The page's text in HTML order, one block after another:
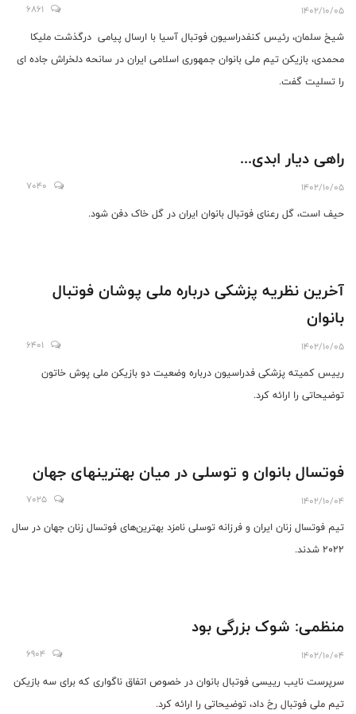
1402/10/05
6861
شیخ سلمان، رئیس کنفدراسیون فوتبال آسیا با ارسال پیامی درگذشت ملیکا
محمدی، بازیکن تیم ملی بانوان جمهوری اسلامی ایران در سانحه دلخراش جاده ای
را تسلیت گفت.
راهی دیار ابدی...
1402/10/05
7040
حیف است، گل رعنای فوتبال بانوان ایران در گل خاک دفن شود.
آخرین نظریه پزشکی درباره ملی پوشان فوتبال
بانوان
1402/10/05
6401
رییس کمیته پزشکی فدراسیون درباره وضعیت دو بازیکن ملی پوش خاتون
توضیحاتی را ارائه کرد.
فوتسال بانوان و توسلی در میان بهترینهای جهان
1402/10/04
7025
تیم فوتسال زنان ایران و فرزانه توسلی نامزد بهترین‌های فوتسال زنان جهان در سال
۲۰۲۲ شدند.
منظمی: شوک بزرگی بود
1402/10/04
6904
سرپرست نایب رییسی فوتبال بانوان در خصوص اتفاق ناگواری که برای سه بازیکن
تیم ملی فوتبال رخ داد، توضیحاتی را ارائه کرد.